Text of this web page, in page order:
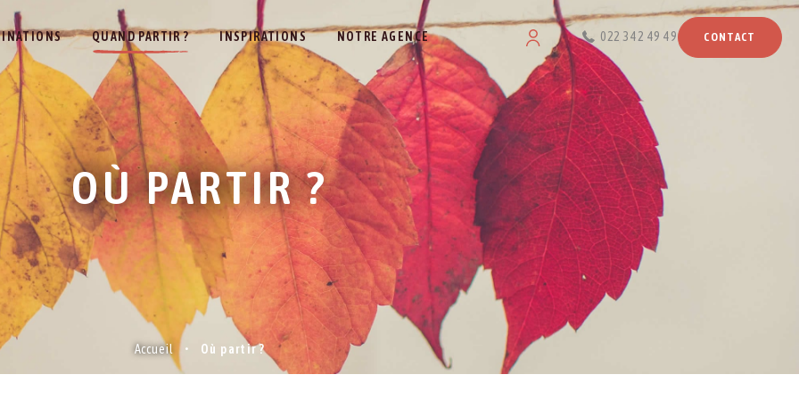
QUAND PARTIR ? INSPIRATIONS NOTRE AGENCE 022 342 49 49 CONTACT
OÙ PARTIR ?
Accueil Où partir ?